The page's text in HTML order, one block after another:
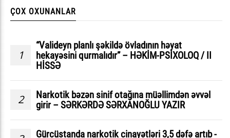
ÇOX OXUNANLAR
1
“Valideyn planlı şəkildə övladının həyat
hekayəsini qurmalıdır” – HƏKİM-PSİXOLOQ / II
HİSSƏ
2
Narkotik bəzən sinif otağına müəllimdən əvvəl
girir – SƏRKƏRDƏ SƏRXANOĞLU YAZIR
Gürcüstanda narkotik cinayətləri 3,5 dəfə artıb -